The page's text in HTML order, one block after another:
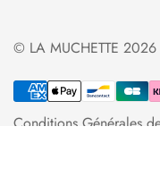
Politique de retour et
Contact
de 10h30 à 13h et de
© LA MUCHETTE
Conditions Générales